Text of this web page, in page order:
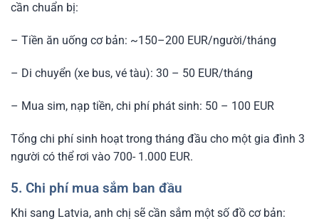
cần chuẩn bị:
– Tiền ăn uống cơ bản: ~150–200 EUR/người/tháng
– Di chuyển (xe bus, vé tàu): 30 – 50 EUR/tháng
– Mua sim, nạp tiền, chi phí phát sinh: 50 – 100 EUR
Tổng chi phí sinh hoạt trong tháng đầu cho một gia đình 3
người có thể rơi vào 700- 1.000 EUR.
5. Chi phí mua sắm ban đầu
Khi sang Latvia, anh chị sẽ cần sắm một số đồ cơ bản: